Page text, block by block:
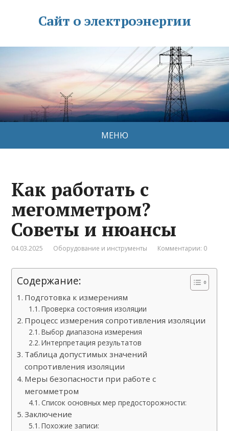
Сайт о электроэнергии
МЕНЮ
Как работать с
мегомметром?
Советы и нюансы
04.03.2025 Оборудование и инструменты Комментарии: 0
Содержание:
Подготовка к измерениям
Проверка состояния изоляции
Процесс измерения сопротивления изоляции
Выбор диапазона измерения
Интерпретация результатов
Таблица допустимых значений
сопротивления изоляции
Меры безопасности при работе с
мегомметром
Список основных мер предосторожности:
Заключение
Похожие записи: